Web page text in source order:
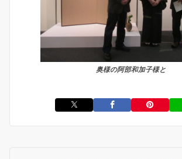
奥様の阿部和加子様と